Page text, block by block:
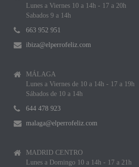
Lunes a Viernes 10 a 14h - 17 a 20h
Sabados 9 a 14h
663 952 951
ibiza@elperrofeliz.com
MÁLAGA
Lunes a Viernes de 10 a 14h - 17 a 19h
Sábados de 10 a 14h
644 478 923
malaga@elperrofeliz.com
MADRID CENTRO
Lunes a Domingo 10 a 14h - 17 a 21h